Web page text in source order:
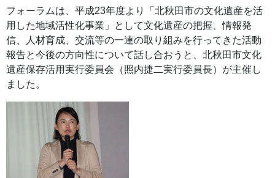
フォーラムは、平成23年度より「北秋田市の文化遺産を活
用した地域活性化事業」として文化遺産の把握、情報発
信、人材育成、交流等の一連の取り組みを行ってきた活動
報告と今後の方向性について話し合おうと、北秋田市文化
遺産保存活用実行委員会（照内捷二実行委員長）が主催し
ました。